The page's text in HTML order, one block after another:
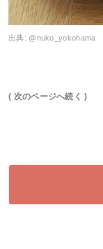
出典: @nuko_yokohama
( 次のページへ続く )